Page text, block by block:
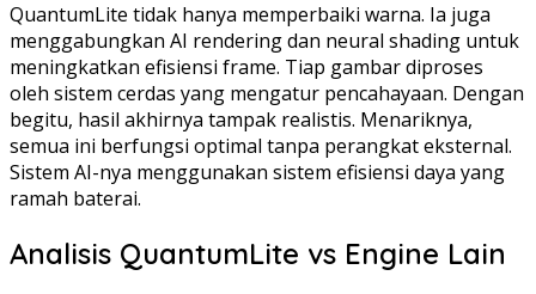
QuantumLite tidak hanya memperbaiki warna. Ia juga
menggabungkan AI rendering dan neural shading untuk
meningkatkan efisiensi frame. Tiap gambar diproses
oleh sistem cerdas yang mengatur pencahayaan. Dengan
begitu, hasil akhirnya tampak realistis. Menariknya,
semua ini berfungsi optimal tanpa perangkat eksternal.
Sistem AI-nya menggunakan sistem efisiensi daya yang
ramah baterai.
Analisis QuantumLite vs Engine Lain